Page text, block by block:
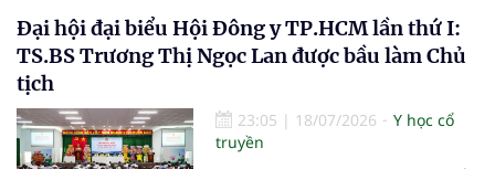
Đại hội đại biểu Hội Đông y TP.HCM lần thứ I:
TS.BS Trương Thị Ngọc Lan được bầu làm Chủ
tịch
23:05 | 18/07/2026
Y học cổ
truyền